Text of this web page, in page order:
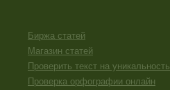
Биржа статей
Магазин статей
Проверить текст на уникальность
Проверка орфографии онлайн